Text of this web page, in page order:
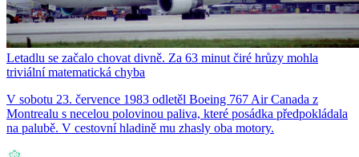
Letadlu se začalo chovat divně. Za 63 minut čiré hrůzy mohla
triviální matematická chyba
V sobotu 23. července 1983 odletěl Boeing 767 Air Canada z
Montrealu s necelou polovinou paliva, které posádka předpokládala
na palubě. V cestovní hladině mu zhasly oba motory.